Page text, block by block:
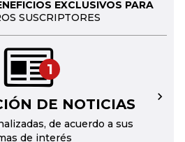
EXCLUSIVOS PARA
SUSCRIPTORES
1
DE NOTICIAS
de acuerdo a sus
de interés
→